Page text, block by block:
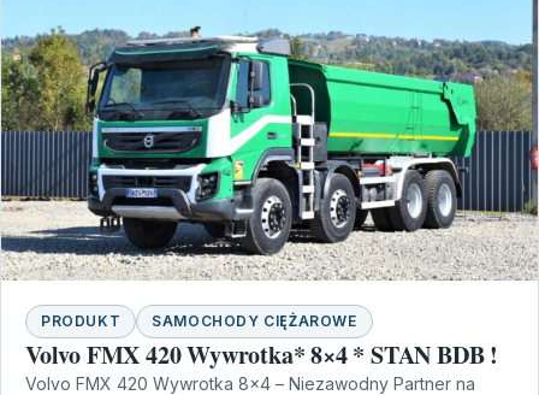
PRODUKT SAMOCHODY CIĘŻAROWE
Volvo FMX 420 Wywrotka* 8×4 * STAN BDB !
Volvo FMX 420 Wywrotka 8×4 – Niezawodny Partner na